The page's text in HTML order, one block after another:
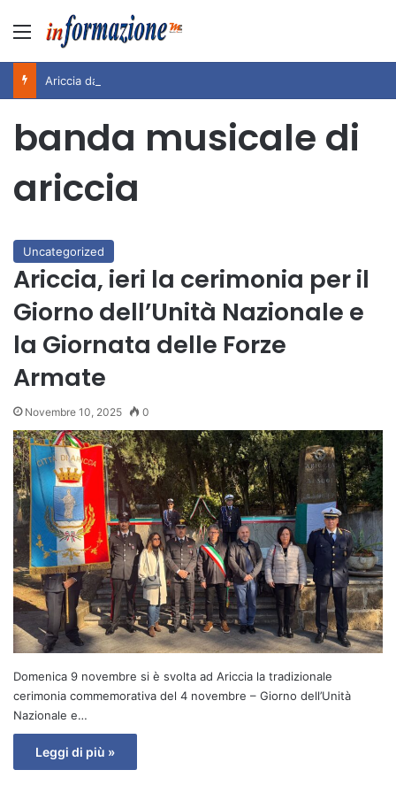
Menu
banda musicale di
ariccia
Uncategorized
Ariccia, ieri la cerimonia per il
Giorno dell’Unità Nazionale e
la Giornata delle Forze
Armate
Novembre 10, 2025 0
Domenica 9 novembre si è svolta ad Ariccia la tradizionale
cerimonia commemorativa del 4 novembre – Giorno dell’Unità
Nazionale e…
Leggi di più »